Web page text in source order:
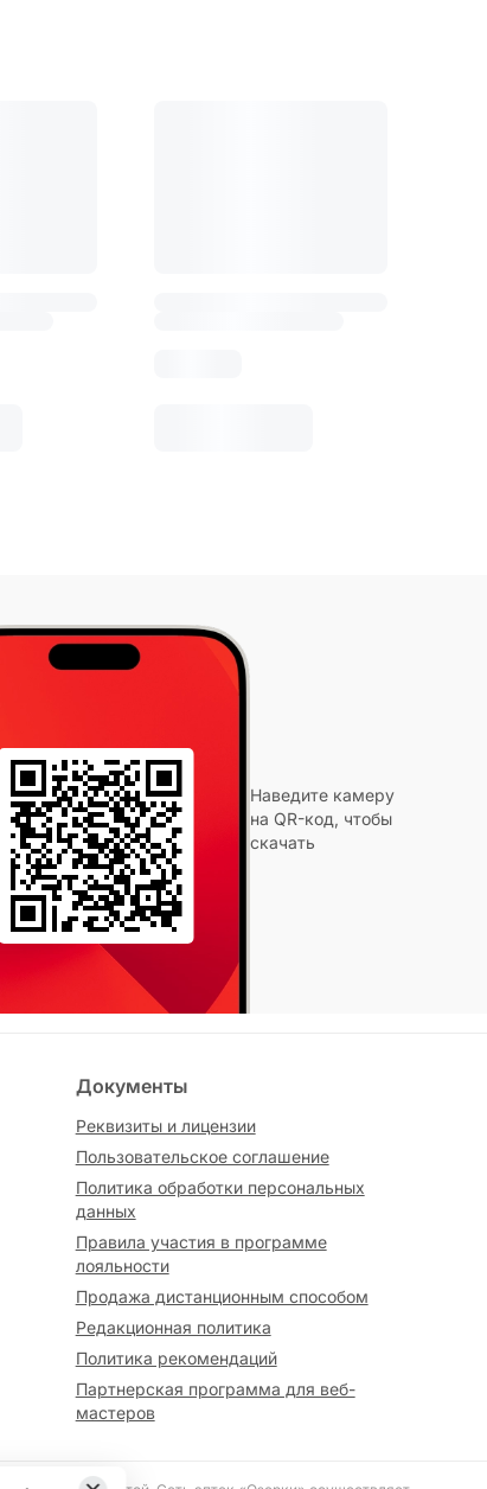
Наведите камеру
на QR-код, чтобы
скачать
Документы
Реквизиты и лицензии
Пользовательское соглашение
Политика обработки персональных
данных
Правила участия в программе
лояльности
Продажа дистанционным способом
Редакционная политика
Политика рекомендаций
Партнерская программа для веб-
мастеров